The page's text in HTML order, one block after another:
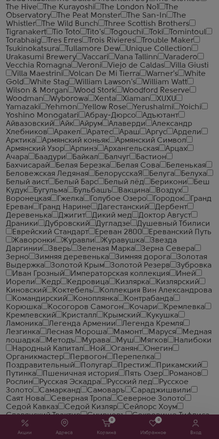
Акции Адреса
0
Корзина
0
Избранное Вход
The Hive
The Kurayoshi The London №1
The
Observatory
The Peat Monster The San-In
The
Whistler
The Wild Bunch
Three Scottish Brothers
Tigranakert
Tio Toto Tito's Togouchi Toki
Tomintoul
Torabhaig
Tres Erres Trois Rivieres
Trouble Maker
Tsukinokatsura
Tullamore Dew
Unique Collection
Urakasumi Brewery
Vaccari Vana Tallinn
Varadero
Vecchia Romagna
Veroni Viejo de Caldas
Villa Giusti
Villa Maestrini
Volcan De Mi Tierra Warner's
White
Gold
White Stag William Lawson's
William Watt
Wilson & Morgan
Wood Stork
Woodford Reserve
Woodman
Wyborowa Xenta Xiaman
XUXU
Yamazaki
Yehmon Yellow Rose Yerushalmi
Yoichi
Yoshino Monogatari
Абрау-Дюрсо
Адъютант
Айвазовский
Айк Айрум Алаверди
Александр
Хлебников
Аракел Аратес Араш Аргус
Ардели
Арктика
Армянский коньяк
Армянский Символ
Армянский Узор
Арпинэ Архангельская
Арцах
Ачара
Баадури Байкал Балчуг
Бастион
Бахчисарай
Белая Березка Белая Сова
Беленькая
Беловежская Ледяная
БелорусскаЯ Белуга
Белуха
Белый аист
Белый Барс Белый лёд Берикони
Беш
Кудук
Бугульма Бульбашъ Вакцина
Воздух
Воронецкая
Гжелка Голубое Озеро Городок
Гранд
Ереван
Гранд Нарине Дагестанский
Дербент
Деревенька
Джигит Дикий мед
Доктор Август
Драники
Дубровский Дугладзе
Душевный Тбилиси
Еврейский Стандарт
Ереван 2800
Ереванский Путь
Жаворонки
Журавли Журавушка
Звезда
Даргинии
Зверь Зеленая Марка
Зерна Севера
Зерно
Зимняя деревенька Зимняя дорога
Золотая
Выдержка
Золотой Крым Золотой Резерв
Зубровка
Иван Грозный
Императорская коллекция
Иней
Иорели
Кедр Кедровица Кизлярка
Кизлярский
Киновский
Коктебель
Коллекция Вин Александрова
Командирский
Коноплянка
Контрабанда
Корюшка
Косогоров Самогон Кочари
Кремлевка
Кремлевский
Кристалл Крымский
Кукушка
Ламоника
Легенда Армении
Легенда Кремля
Лезгинка
Лесная Мороша Мамонт Маруся
Медная
лошадка
Методъ Мурава Муш Мягков
Налибоки
Народный Капитал
Ной Оганян
Онегин
Органикмастер
Первогон
Перепелка
Поздравительный
Полугар Престиж
Прикамский
Путинка
Пшеничная история Пять Озер
Романов
Рослин
Русская Эскадра Русский лед
Русское
Золото
Самарканд Самоваръ
Сараджишвили
Саят Нова
Северная Тропа
Северное Золото
Седой Кавказ
Седой Кизляр
Сейлорс Хоум
Славянский Трактир
Смирновъ
Сокровище Тифлиса
Солодовая Ярмарка
Солодовня Спельта
Старая
Москва
Старейшина Старка
Старый Кахети